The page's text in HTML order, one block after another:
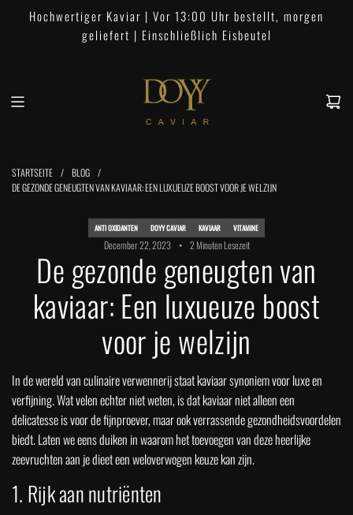
Hochwertiger Kaviar | Vor 13:00 Uhr bestellt, morgen
geliefert | Einschließlich Eisbeutel
STARTSEITE / BLOG /
DE GEZONDE GENEUGTEN VAN KAVIAAR: EEN LUXUEUZE BOOST VOOR JE WELZIJN
ANTI OXIDANTEN DOYY CAVIAR KAVIAAR VITAMINE
December 22, 2023 2 Minuten Lesezeit
De gezonde geneugten van
kaviaar: Een luxueuze boost
voor je welzijn
In de wereld van culinaire verwennerij staat kaviaar synoniem voor luxe en
verfijning. Wat velen echter niet weten, is dat kaviaar niet alleen een
delicatesse is voor de fijnproever, maar ook verrassende gezondheidsvoordelen
biedt. Laten we eens duiken in waarom het toevoegen van deze heerlijke
zeevruchten aan je dieet een weloverwogen keuze kan zijn.
1. Rijk aan nutriënten